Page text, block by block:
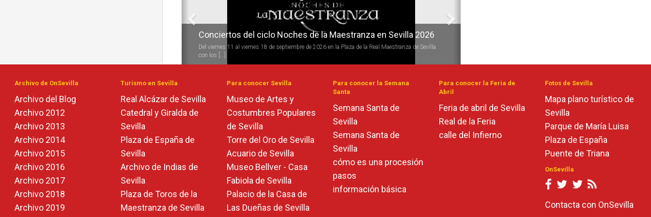
Conciertos del ciclo Noches de la Maestranza en Sevilla 2026
Del viernes 11 al viernes 18 de septiembre de 2026 en la Plaza de la Real Maestranza de Sevilla
con los [...]
Archivo de OnSevilla
Archivo del Blog
Archivo 2012
Archivo 2013
Archivo 2014
Archivo 2015
Archivo 2016
Archivo 2017
Archivo 2018
Archivo 2019
Turismo en Sevilla
Real Alcázar de Sevilla
Catedral y Giralda de
Sevilla
Plaza de España de
Sevilla
Archivo de Indias de
Sevilla
Plaza de Toros de la
Maestranza de Sevilla
Para conocer Sevilla
Museo de Artes y
Costumbres Populares
de Sevilla
Torre del Oro de Sevilla
Acuario de Sevilla
Museo Bellver - Casa
Fabiola de Sevilla
Palacio de la Casa de
Las Dueñas de Sevilla
Para conocer la Semana
Santa
Semana Santa de
Sevilla
Semana Santa de
Sevilla
cómo es una procesión
pasos
información básica
Para conocer la Feria de
Abril
Feria de abril de Sevilla
Real de la Feria
calle del Infierno
Fotos de Sevilla
Mapa plano turístico de
Sevilla
Parque de María Luisa
Plaza de España
Puente de Triana
OnSevilla
Contacta con OnSevilla